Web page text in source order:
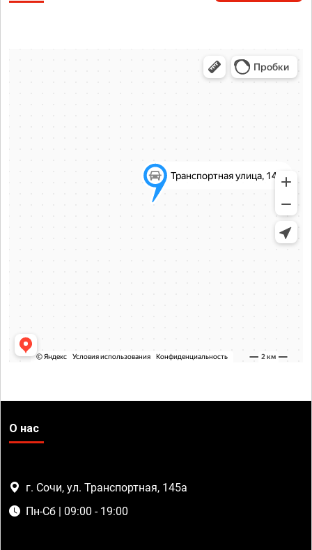
О нас
г. Сочи, ул. Транспортная, 145а
Пн-Сб | 09:00 - 19:00